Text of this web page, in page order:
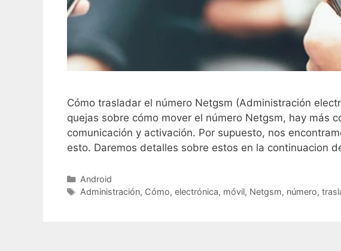
Cómo trasladar el número Netgsm (Administración
quejas sobre cómo mover el número Netgsm, hay más
comunicación y activación. Por supuesto, nos
esto. Daremos detalles sobre estos en la continuacion
C
a
Android
E
Administración, Cómo, electrónica, móvil, Netgsm, número,